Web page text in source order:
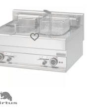
Produs favorit